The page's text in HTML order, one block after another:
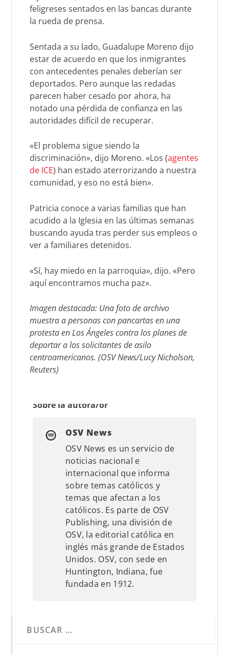
feligreses sentados en las bancas durante
la rueda de prensa.
Sentada a su lado, Guadalupe Moreno dijo
estar de acuerdo en que los inmigrantes
con antecedentes penales deberían ser
deportados. Pero aunque las redadas
parecen haber cesado por ahora, ha
notado una pérdida de confianza en las
autoridades difícil de recuperar.
«El problema sigue siendo la
discriminación», dijo Moreno. «Los (agentes
de ICE) han estado aterrorizando a nuestra
comunidad, y eso no está bien».
Patricia conoce a varias familias que han
acudido a la Iglesia en las últimas semanas
buscando ayuda tras perder sus empleos o
ver a familiares detenidos.
«Sí, hay miedo en la parroquia», dijo. «Pero
aquí encontramos mucha paz».
Imagen destacada: Una foto de archivo
muestra a personas con pancartas en una
protesta en Los Ángeles contra los planes de
deportar a los solicitantes de asilo
centroamericanos. (OSV News/Lucy Nicholson,
Reuters)
Sobre la autora/or
OSV News
OSV News es un servicio de
noticias nacional e
internacional que informa
sobre temas católicos y
temas que afectan a los
católicos. Es parte de OSV
Publishing, una división de
OSV, la editorial católica en
inglés más grande de Estados
Unidos. OSV, con sede en
Huntington, Indiana, fue
fundada en 1912.